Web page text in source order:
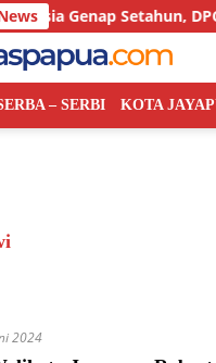
Genap Setahun, DPC
– SERBI KOTA
2024